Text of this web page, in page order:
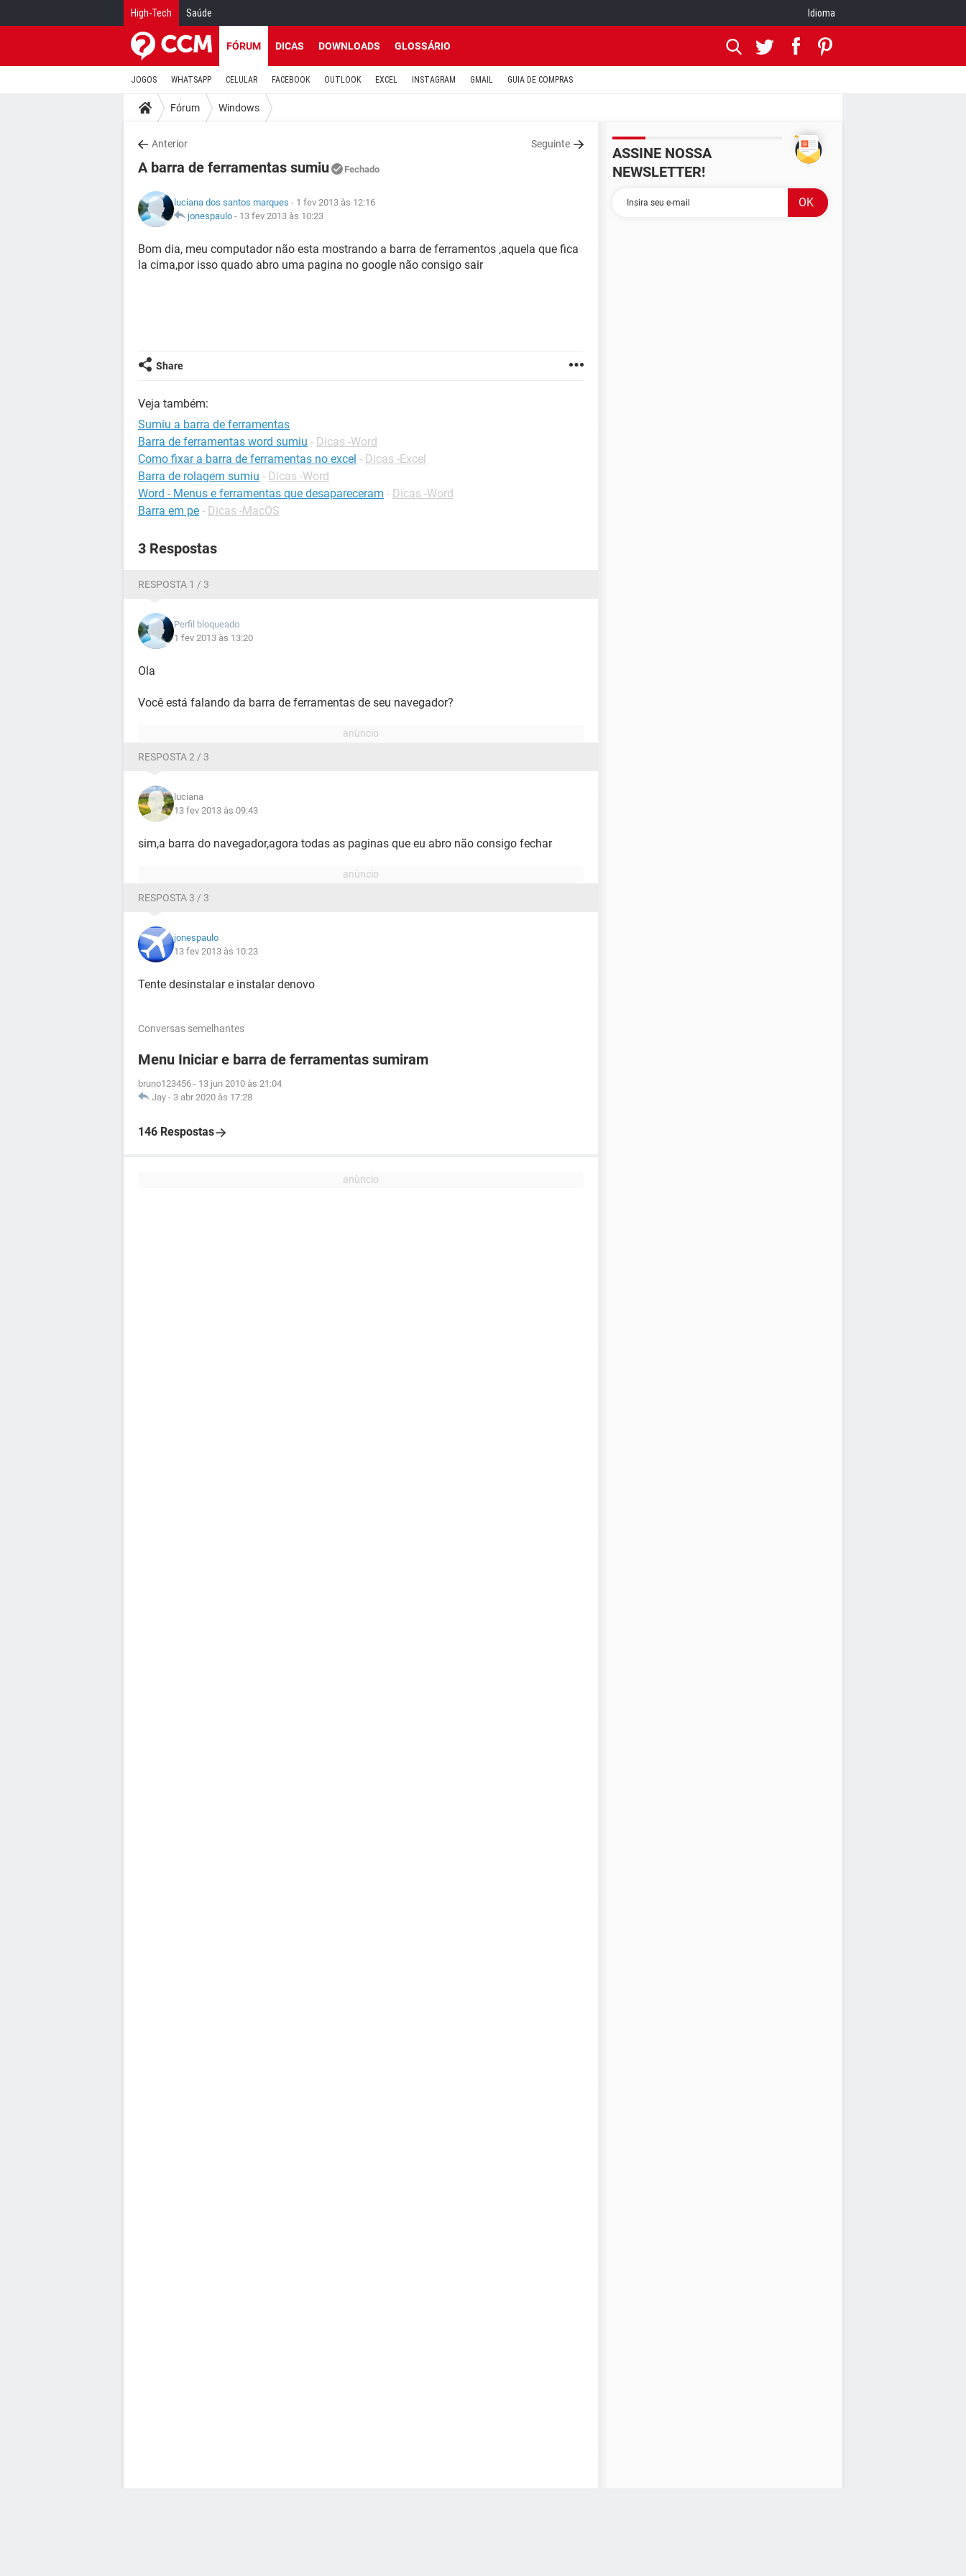
High-Tech Saúde Idioma
FÓRUM DICAS DOWNLOADS GLOSSÁRIO
JOGOS WHATSAPP CELULAR FACEBOOK OUTLOOK EXCEL INSTAGRAM GMAIL GUIA DE COMPRAS
Fórum Windows
Anterior Seguinte
A barra de ferramentas sumiu Fechado
luciana dos santos marques - 1 fev 2013 às 12:16
jonespaulo - 13 fev 2013 às 10:23
Bom dia, meu computador não esta mostrando a barra de ferramentos ,aquela que fica
la cima,por isso quado abro uma pagina no google não consigo sair
Share
Veja também:
Sumiu a barra de ferramentas
Barra de ferramentas word sumiu - Dicas -Word
Como fixar a barra de ferramentas no excel - Dicas -Excel
Barra de rolagem sumiu - Dicas -Word
Word - Menus e ferramentas que desapareceram - Dicas -Word
Barra em pe - Dicas -MacOS
3 Respostas
RESPOSTA 1 / 3
Perfil bloqueado
1 fev 2013 às 13:20
Ola
Você está falando da barra de ferramentas de seu navegador?
RESPOSTA 2 / 3
luciana
13 fev 2013 às 09:43
sim,a barra do navegador,agora todas as paginas que eu abro não consigo fechar
RESPOSTA 3 / 3
jonespaulo
13 fev 2013 às 10:23
Tente desinstalar e instalar denovo
Conversas semelhantes
Menu Iniciar e barra de ferramentas sumiram
bruno123456 - 13 jun 2010 às 21:04
Jay - 3 abr 2020 às 17:28
146 Respostas
ASSINE NOSSA
NEWSLETTER!